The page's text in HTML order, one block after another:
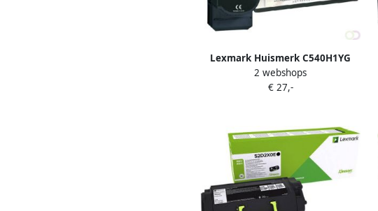
Lexmark Huismerk C540H1YG
Toner Geel Hoge Capaciteit
2 webshops
€ 27,-